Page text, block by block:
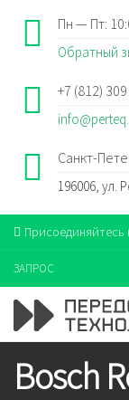
Пн — Пт:
Обратный
+7 (812)
Санкт-
196006, ул.
Присоединяйтесь
ЗАПРОС
Bosch